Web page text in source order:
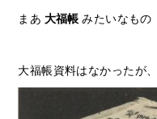
まあ 大福帳 みたいなもの
大福帳資料はなかったが